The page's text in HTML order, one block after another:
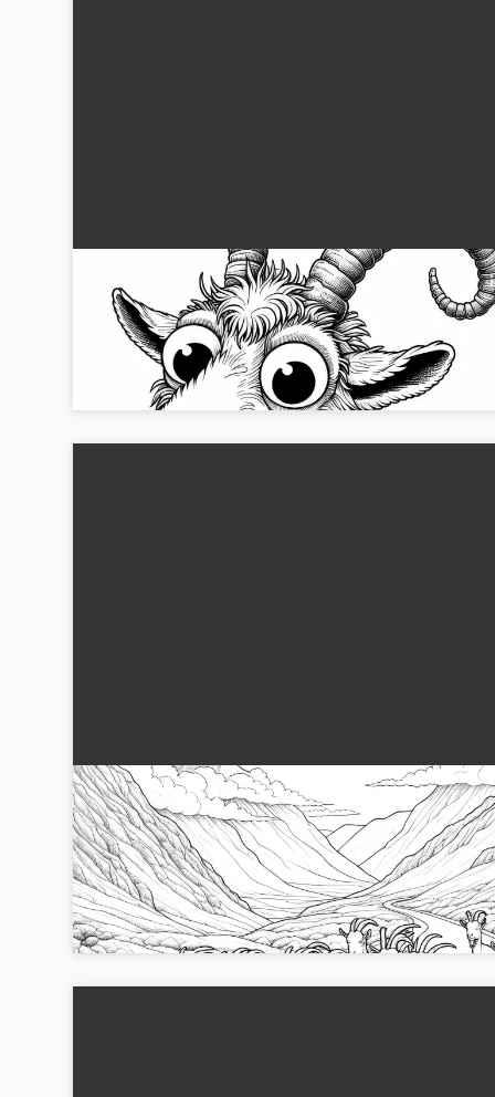
Gede med snoede horn kigger over hegnet:
Detaljeret malebillede (Gratis)
Nyd malebilledet af en ged med snoede horn. Download
gratis eller mal det med det samme online!...
Geder løber på bjergvej: Malebillede i høj
kvalitet (Gratis)
Oplev glæden ved at farvelægge med vores
gedefarvelægningsbillede. Download det gratis nu og bliv
kreativ!...